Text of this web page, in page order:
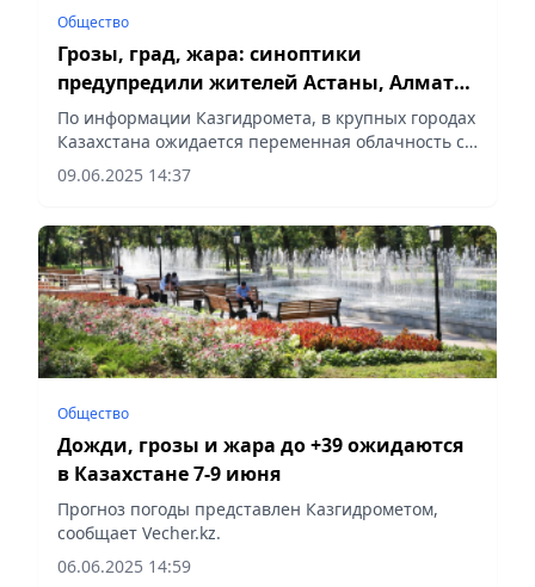
Общество
Грозы, град, жара: синоптики
предупредили жителей Астаны, Алматы
и Шымкента
По информации Казгидромета, в крупных городах
Казахстана ожидается переменная облачность с
дождями и грозами, сообщает Vecher.kz.
09.06.2025 14:37
Общество
Дожди, грозы и жара до +39 ожидаются
в Казахстане 7-9 июня
Прогноз погоды представлен Казгидрометом,
сообщает Vecher.kz.
06.06.2025 14:59